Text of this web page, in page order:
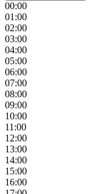
00:00
01:00
02:00
03:00
04:00
05:00
06:00
07:00
08:00
09:00
10:00
11:00
12:00
13:00
14:00
15:00
16:00